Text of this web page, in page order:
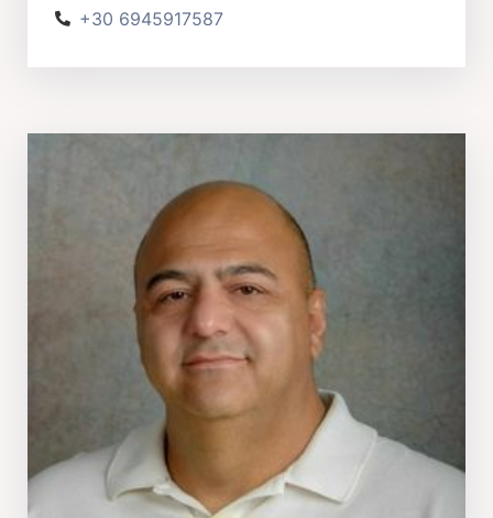
+30 6945917587